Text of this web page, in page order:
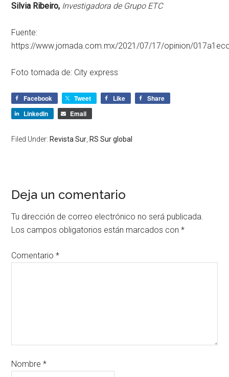
Silvia Ribeiro, Investigadora de Grupo ETC
Fuente:
https://www.jornada.com.mx/2021/07/17/opinion/
Foto tomada de: City express
Facebook Tweet Like
Share
LinkedIn
Email
Filed Under: Revista Sur RS Sur global
Deja un comentario
Tu dirección de correo electrónico no será publicada.
Los campos obligatorios están marcados con*
Comentario*
Nombre*